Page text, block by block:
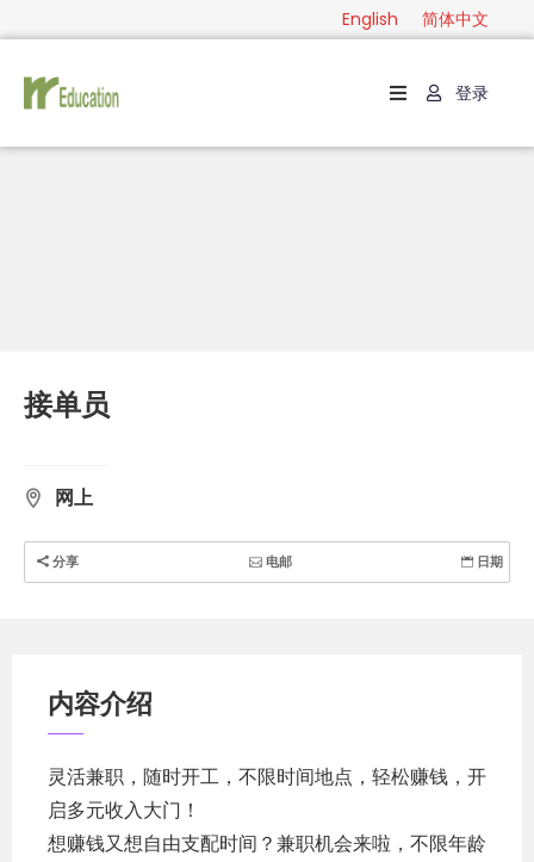
English 简体中文
English
登录
接单员
网上
分享 电邮 日期
内容介绍
灵活兼职，随时开工，不限时间地点，轻松赚钱，开
启多元收入大门！
想赚钱又想自由支配时间？兼职机会来啦，不限年龄